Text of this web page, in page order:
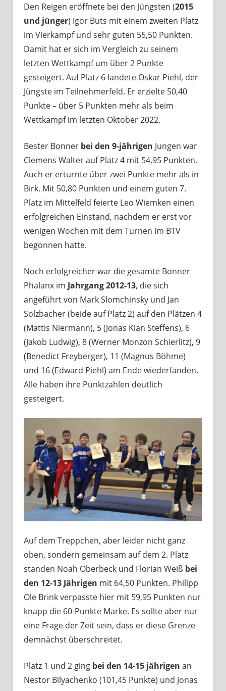
Den Reigen eröffnete bei den Jüngsten (2015
und jünger) Igor Buts mit einem zweiten Platz
im Vierkampf und sehr guten 55,50 Punkten.
Damit hat er sich im Vergleich zu seinem
letzten Wettkampf um über 2 Punkte
gesteigert. Auf Platz 6 landete Oskar Piehl, der
Jüngste im Teilnehmerfeld. Er erzielte 50,40
Punkte – über 5 Punkten mehr als beim
Wettkampf im letzten Oktober 2022.
Bester Bonner bei den 9-jährigen Jungen war
Clemens Walter auf Platz 4 mit 54,95 Punkten.
Auch er erturnte über zwei Punkte mehr als in
Birk. Mit 50,80 Punkten und einem guten 7.
Platz im Mittelfeld feierte Leo Wiemken einen
erfolgreichen Einstand, nachdem er erst vor
wenigen Wochen mit dem Turnen im BTV
begonnen hatte.
Noch erfolgreicher war die gesamte Bonner
Phalanx im Jahrgang 2012-13, die sich
angeführt von Mark Slomchinsky und Jan
Solzbacher (beide auf Platz 2) auf den Plätzen 4
(Mattis Niermann), 5 (Jonas Kian Steffens), 6
(Jakob Ludwig), 8 (Werner Monzon Schierlitz), 9
(Benedict Freyberger), 11 (Magnus Böhme)
und 16 (Edward Piehl) am Ende wiederfanden.
Alle haben ihre Punktzahlen deutlich
gesteigert.
Auf dem Treppchen, aber leider nicht ganz
oben, sondern gemeinsam auf dem 2. Platz
standen Noah Oberbeck und Florian Weiß bei
den 12-13 Jährigen mit 64,50 Punkten. Philipp
Ole Brink verpasste hier mit 59,95 Punkten nur
knapp die 60-Punkte Marke. Es sollte aber nur
eine Frage der Zeit sein, dass er diese Grenze
demnächst überschreitet.
Platz 1 und 2 ging bei den 14-15 jährigen an
Nestor Bilyachenko (101,45 Punkte) und Jonas